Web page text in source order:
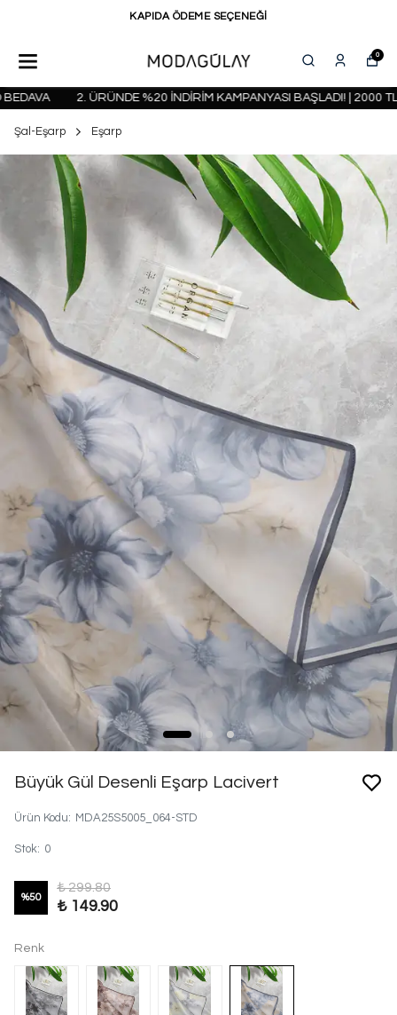
KAPIDA ÖDEME SEÇENEĞİ
0
2. ÜRÜNDE %20 İNDİRİM KAMPANYASI BAŞLADI! | 2000 TL
Şal-Eşarp Eşarp
Büyük Gül Desenli Eşarp Lacivert
Ürün Kodu: MDA25S5005_064-STD
Stok: 0
%50
₺ 299.80
₺ 149.90
Renk